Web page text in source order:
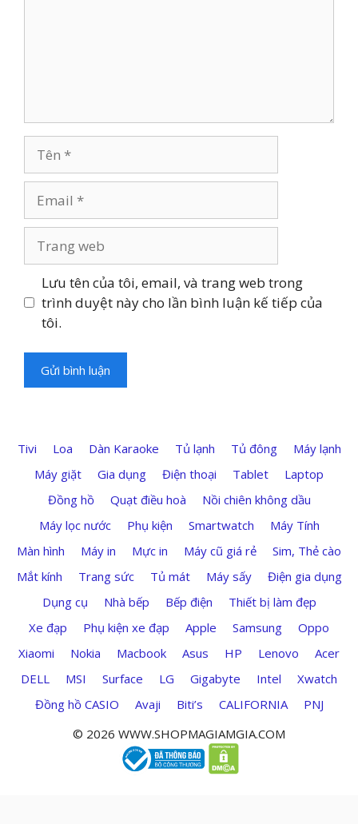
web
Lưu tên của tôi, email, và trang web trong
trình duyệt này cho lần bình luận kế tiếp của
tôi.
Tivi Loa Dàn Karaoke Tủ lạnh Tủ đông
Máy lạnh
Máy giặt
Gia dụng Điện thoại Tablet
Laptop
Đồng hồ
Quạt điều hoà
Nồi chiên không dầu
Máy lọc nước
Phụ kiện Smartwatch
Máy Tính
Màn hình
Máy in Mực in Máy cũ giá rẻ
Sim, Thẻ cào
Mắt kính
Trang sức Tủ mát Máy sấy
Điện gia dụng
Dụng cụ
Nhà bếp Bếp điện
Thiết bị làm đẹp
Xe đạp
Phụ kiện xe đạp Apple Samsung
Oppo
Xiaomi
Nokia Macbook Asus HP Lenovo
Acer
DELL
MSI Surface LG Gigabyte Intel
Xwatch
Đồng hồ CASIO
Avaji Biti’s CALIFORNIA
PNJ
© 2026 WWW.SHOPMAGIAMGIA.COM